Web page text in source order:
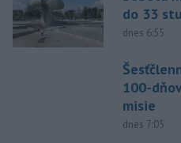
do 33
dnes 6:55
100-
misie
dnes 7:05